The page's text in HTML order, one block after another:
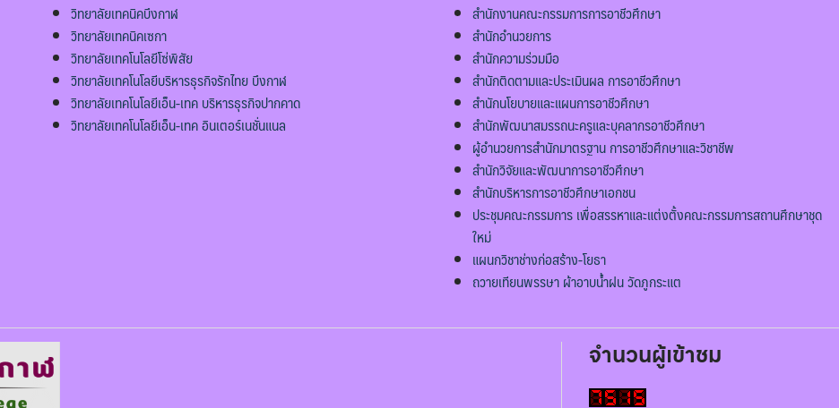
วิทยาลัยเทคนิคบึงกาฬ
วิทยาลัยเทคนิคเซกา
วิทยาลัยเทคโนโลยีโซ่พิสัย
วิทยาลัยเทคโนโลยีบริหารธุรกิจรักไทย บึงกาฬ
วิทยาลัยเทคโนโลยีเอ็น-เทค บริหารธุรกิจปากคาด
วิทยาลัยเทคโนโลยีเอ็น-เทค อินเตอร์เนชั่นแนล
สำนักงานคณะกรรมการการอาชีวศึกษา
สำนักอำนวยการ
สำนักความร่วมมือ
สำนักติดตามและประเมินผล การอาชีวศึกษา
สำนักนโยบายและแผนการอาชีวศึกษา
สำนักพัฒนาสมรรถนะครูและบุคลากรอาชีวศึกษา
ผู้อำนวยการสำนักมาตรฐาน การอาชีวศึกษาและวิชาชีพ
สำนักวิจัยและพัฒนาการอาชีวศึกษา
สำนักบริหารการอาชีวศึกษาเอกชน
ประชุมคณะกรรมการ เพื่อสรรหาและแต่งตั้งคณะกรรมการสถานศึกษาชุด
ใหม่
แผนกวิชาช่างก่อสร้าง-โยธา
ถวายเทียนพรรษา ผ้าอาบน้ำฝน วัดภูกระแต
จำนวนผู้เข้าชม